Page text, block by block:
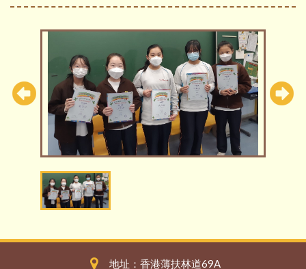
地址：香港薄扶林道69A